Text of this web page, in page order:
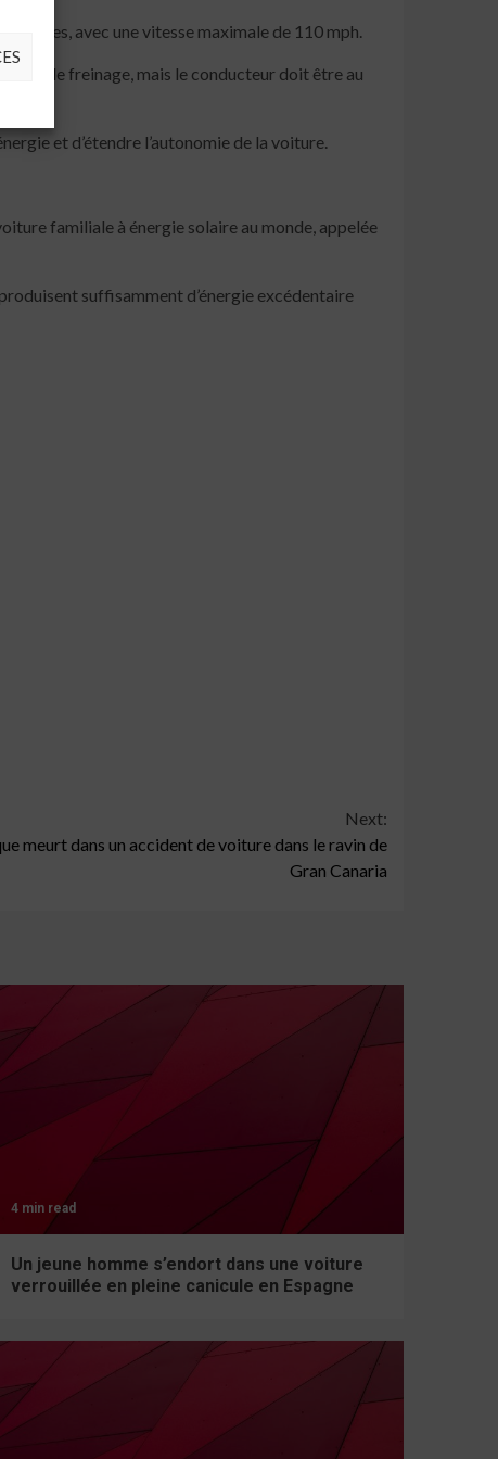
avec une vitesse maximale de 110 mph.
et le freinage, mais le conducteur doit être au
et d’étendre l’autonomie de la voiture.
familiale à énergie solaire au monde, appelée
suffisamment d’énergie excédentaire
Next:
meurt dans un accident de voiture dans le ravin de
Gran Canaria
4 min read
Un jeune homme s’endort dans une voiture
verrouillée en pleine canicule en Espagne